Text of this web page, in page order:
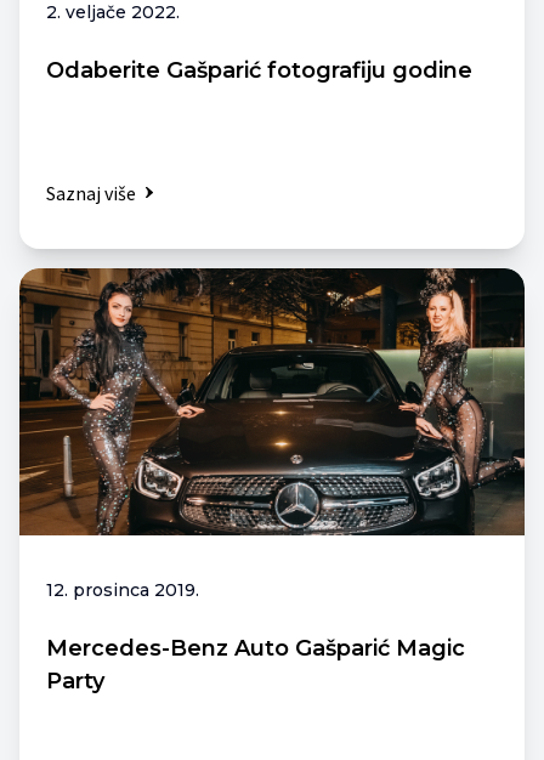
2. veljače 2022.
Odaberite Gašparić fotografiju godine
Saznaj više
12. prosinca 2019.
Mercedes-Benz Auto Gašparić Magic
Party